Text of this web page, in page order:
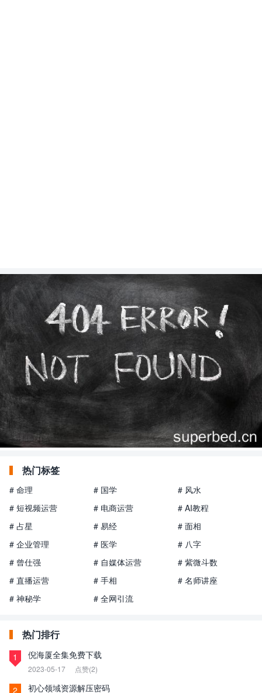
热门标签
# 命理 # 国学
# 风水
# 短视频运营
# 电商运营
# AI教程
# 占星
# 易经
# 面相
# 企业管理
# 医学
# 八字
# 曾仕强
# 自媒体运营
# 紫微斗数
# 直播运营
# 手相
# 名师讲座
# 神秘学
# 全网引流
热门排行
1 倪海厦全集免费下载
2023-05-17 点赞(2)
2 初心领域资源解压密码